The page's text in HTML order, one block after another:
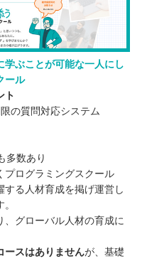
学ぶことが可能な一人にし
ール
ト
の質問対応システム
多数あり
プログラミングスクール
する人材育成を掲げ運営し
、グローバル人材の育成に
ースはありませんが、基礎